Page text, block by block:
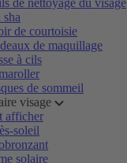
de nettoyage du visage
sha
de courtoisie
de maquillage
à cils
de sommeil
visage
afficher
soleil
solaire